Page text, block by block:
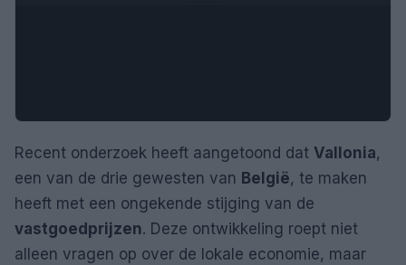
Recent onderzoek heeft aangetoond dat Vallonia,
een van de drie gewesten van België, te maken
heeft met een ongekende stijging van de
vastgoedprijzen. Deze ontwikkeling roept niet
alleen vragen op over de lokale economie, maar